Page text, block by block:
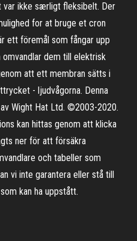
var ikke særligt fleksibelt. Der
for at bruge et cron
ett föremål som fångar upp
dem till elektrisk
att ett membran sätts i
- ljudvågorna. Denna
Wight Hat Ltd. ©2003-2020.
kan hittas genom att klicka
ner för att försäkra
och tabeller som
vi inte garantera eller stå till
kan ha uppstått.